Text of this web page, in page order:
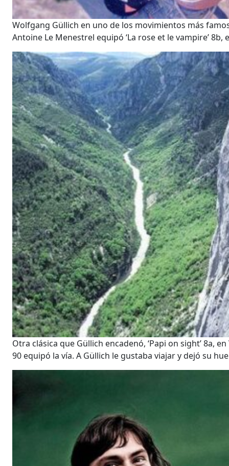
Wolfgang Güllich en uno de los movimientos más
Antoine Le Menestrel equipó ‘La rose et le vampire’
Otra clásica que Güllich encadenó, ‘Papi on sight’ 8a,
90 equipó la vía. A Güllich le gustaba viajar y dejó su